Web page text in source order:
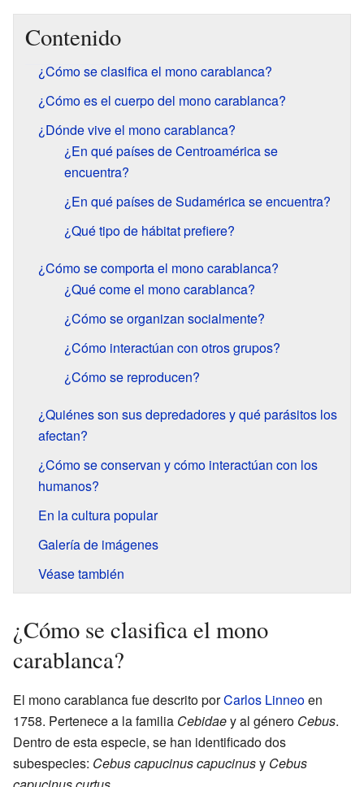
Contenido
¿Cómo se clasifica el mono carablanca?
¿Cómo es el cuerpo del mono carablanca?
¿Dónde vive el mono carablanca?
¿En qué países de Centroamérica se
encuentra?
¿En qué países de Sudamérica se encuentra?
¿Qué tipo de hábitat prefiere?
¿Cómo se comporta el mono carablanca?
¿Qué come el mono carablanca?
¿Cómo se organizan socialmente?
¿Cómo interactúan con otros grupos?
¿Cómo se reproducen?
¿Quiénes son sus depredadores y qué parásitos los
afectan?
¿Cómo se conservan y cómo interactúan con los
humanos?
En la cultura popular
Galería de imágenes
Véase también
¿Cómo se clasifica el mono
carablanca?
El mono carablanca fue descrito porCarlos Linneoen
1758. Pertenece a la familia Cebidaey al género Cebus.
Dentro de esta especie, se han identificado dos
subespecies: Cebus capucinus capucinusy Cebus